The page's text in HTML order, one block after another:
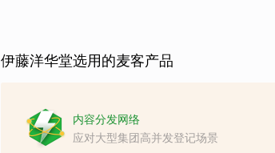
伊藤洋华堂选用的麦客产品
内容分发网络
应对大型集团高并发登记场景